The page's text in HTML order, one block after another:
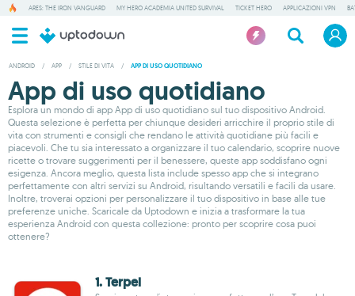
ARES: THE IRON VANGUARD MY HERO ACADEMIA UNITED SURVIVAL TICKET HERO APPLICAZIONI VPN
ANDROID / APP / STILE DI VITA / APP DI USO QUOTIDIANO
App di uso quotidiano
Esplora un mondo di app App di uso quotidiano sul tuo dispositivo Android.
Questa selezione è perfetta per chiunque desideri arricchire il proprio stile di
vita con strumenti e consigli che rendano le attività quotidiane più facili e
piacevoli. Che tu sia interessato a organizzare il tuo calendario, scoprire nuove
ricette o trovare suggerimenti per il benessere, queste app soddisfano ogni
esigenza. Ancora meglio, questa lista include spesso app che si integrano
perfettamente con altri servizi su Android, risultando versatili e facili da usare.
Inoltre, troverai opzioni per personalizzare il tuo dispositivo in base alle tue
preferenze uniche. Scaricale da Uptodown e inizia a trasformare la tua
esperienza Android con questa collezione: pronto per scoprire cosa puoi
ottenere?
1. Terpel